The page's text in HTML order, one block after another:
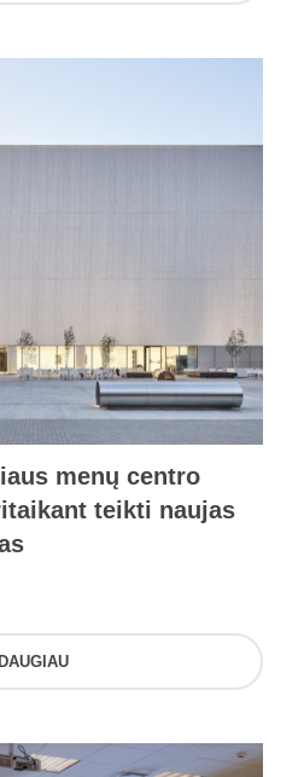
menų centro
teikti naujas
DAUGIAU